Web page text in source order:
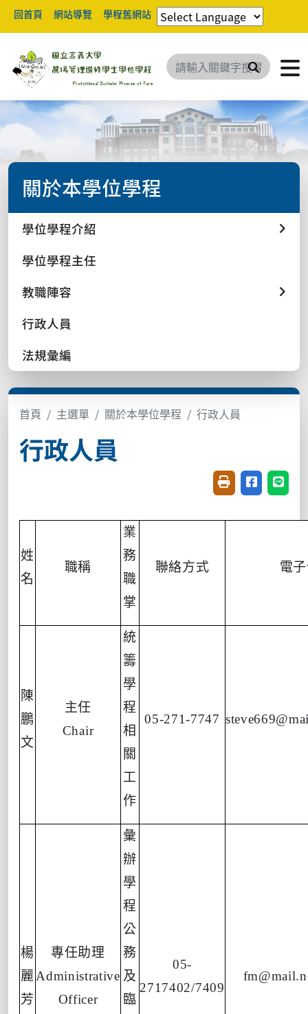
回首頁 網站導覽 學程舊網站
搜尋
關於本學位學程
學位學程介紹
學位學程主任
教職陣容
行政人員
法規彙編
首頁 主選單 關於本學位學程 行政人員
行政人員
友善列印(開新視
分享至臉書
分享
姓
名
職稱
業
務
職
掌
聯絡方式 電
陳
鵬
文
主任
Chair
統
籌
學
程
相
關
工
作
05-271-7747
楊
麗
芳
專任助理
Administrative
Officer
彙
辦
學
程
公
務
及
臨
05-
2717402/7409